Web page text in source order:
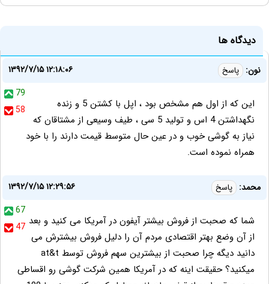
دیدگاه ها
نون: پاسخ
۱۳۹۲/۷/۱۵ ۱۲:۱۸:۰۶
79
58
این که از اول هم مشخص بود ، اپل با کشتن 5 و زنده
نگهداشتن 4 اس و تولید 5 سی ، طیف وسیعی از مشتاقان که
نیاز به گوشی خوب و در عین حال متوسط قیمت دارند را با خود
همراه نموده است.
محمد: پاسخ
۱۳۹۲/۷/۱۵ ۱۲:۲۹:۵۶
67
47 شما که صحبت از فروش بیشتر آیفون در آمریکا می کنید و بعد
از آن وضع بهتر اقتصادی مردم آن را دلیل فروش بیشترش می
دانید دیگه چرا صحبت از بیشترین سهم فروش توسط at&t
میکنید؟ حقیقت اینه که در آمریکا همین شرکت گوشی رو اقساطی